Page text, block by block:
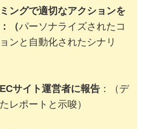
ングで適切なアクションを
（パーソナライズされたコ
ンと自動化されたシナリ
サイト運営者に報告 ：（デ
レポートと示唆）